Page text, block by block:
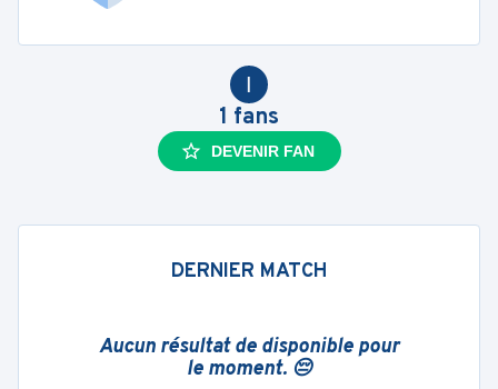
I
1 fans
DEVENIR FAN
DERNIER MATCH
Aucun résultat de disponible pour
le moment. 😔